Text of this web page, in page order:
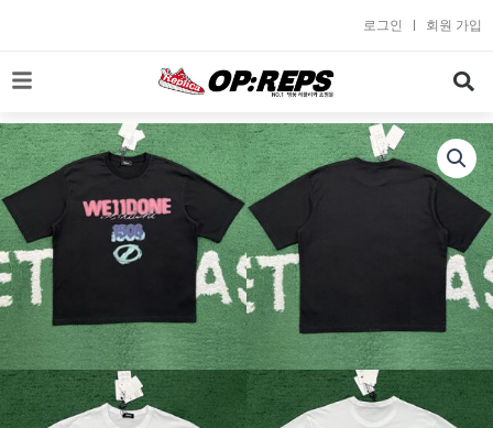
로
너
뛰
기
로그인 회원 가입